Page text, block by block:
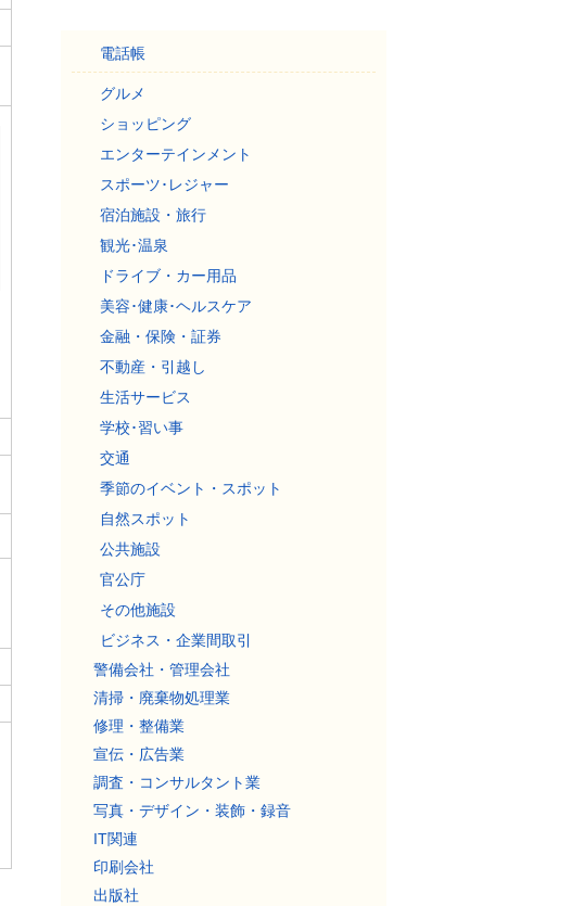
電話帳
グルメ
ショッピング
エンターテインメント
スポーツ･レジャー
宿泊施設・旅行
観光･温泉
ドライブ・カー用品
美容･健康･ヘルスケア
金融・保険・証券
不動産・引越し
生活サービス
学校･習い事
交通
季節のイベント・スポット
自然スポット
公共施設
官公庁
その他施設
ビジネス・企業間取引
警備会社・管理会社
清掃・廃棄物処理業
修理・整備業
宣伝・広告業
調査・コンサルタント業
写真・デザイン・装飾・録音
IT関連
印刷会社
出版社